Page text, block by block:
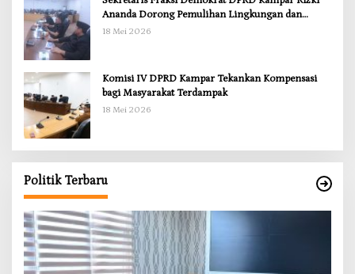
Ananda Dorong Pemulihan Lingkungan dan
Kompensasi untuk Warga Sungai Tapung
18 Mei 2026
Komisi IV DPRD Kampar Tekankan Kompensasi
bagi Masyarakat Terdampak
18 Mei 2026
Politik Terbaru